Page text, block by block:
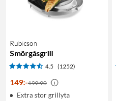
Rubicson
Smörgåsgrill
4.5 (1252)
149:-199:90
Extra stor grillyta